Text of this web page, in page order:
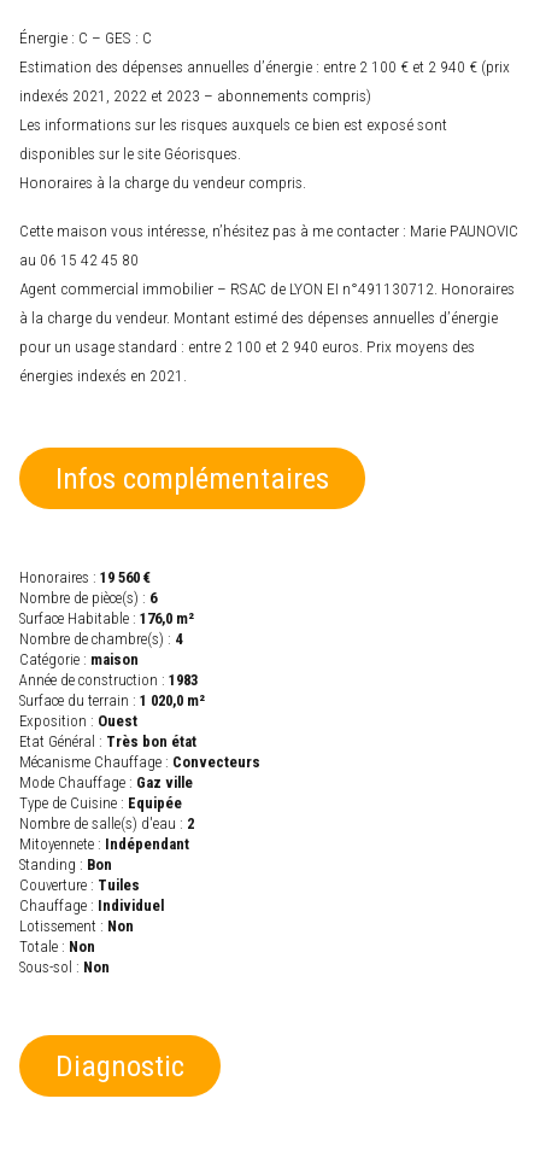
Énergie : C – GES : C
Estimation des dépenses annuelles d’énergie : entre 2 100 € et 2 940 € (prix
indexés 2021, 2022 et 2023 – abonnements compris)
Les informations sur les risques auxquels ce bien est exposé sont
disponibles sur le site Géorisques.
Honoraires à la charge du vendeur compris.
Cette maison vous intéresse, n’hésitez pas à me contacter : Marie PAUNOVIC
au 06 15 42 45 80
Agent commercial immobilier – RSAC de LYON EI n°491130712. Honoraires
à la charge du vendeur. Montant estimé des dépenses annuelles d’énergie
pour un usage standard : entre 2 100 et 2 940 euros. Prix moyens des
énergies indexés en 2021.
Infos complémentaires
Honoraires : 19 560 €
Nombre de pièce(s) : 6
Surface Habitable : 176,0 m²
Nombre de chambre(s) : 4
Catégorie : maison
Année de construction : 1983
Surface du terrain : 1 020,0 m²
Exposition : Ouest
Etat Général : Très bon état
Mécanisme Chauffage : Convecteurs
Mode Chauffage : Gaz ville
Type de Cuisine : Equipée
Nombre de salle(s) d'eau : 2
Mitoyennete : Indépendant
Standing : Bon
Couverture : Tuiles
Chauffage : Individuel
Lotissement : Non
Totale : Non
Sous-sol : Non
Diagnostic